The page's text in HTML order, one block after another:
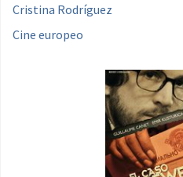
Cristina Rodríguez
Cine europeo